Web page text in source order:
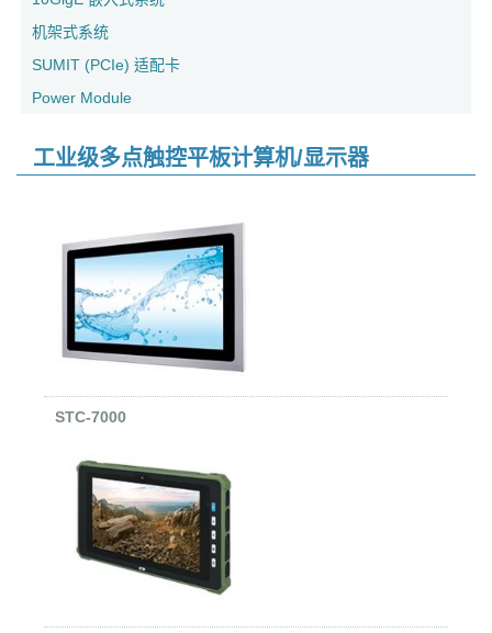
机架式系统
SUMIT (PCIe) 适配卡
Power Module
工业级多点触控平板计算机/显示器
STC-7000